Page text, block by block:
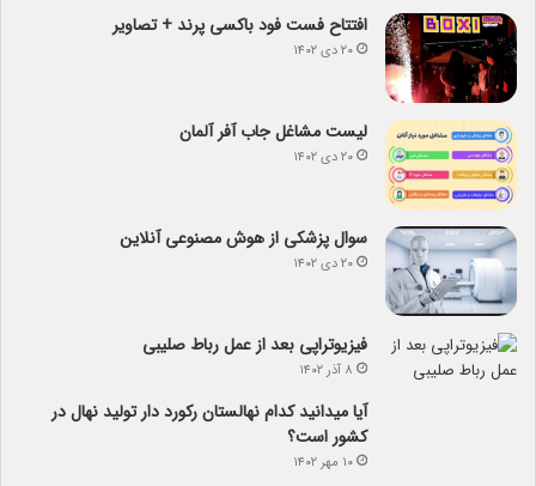
افتتاح فست فود باکسی پرند + تصاویر
۲۰ دی ۱۴۰۲
لیست مشاغل جاب آفر آلمان
۲۰ دی ۱۴۰۲
سوال پزشکی از هوش مصنوعی آنلاین
۲۰ دی ۱۴۰۲
فیزیوتراپی بعد از عمل رباط صلیبی
۸ آذر ۱۴۰۲
آیا می­دانید کدام نهالستان رکورد دار تولید نهال­ در
کشور است؟
۱۰ مهر ۱۴۰۲